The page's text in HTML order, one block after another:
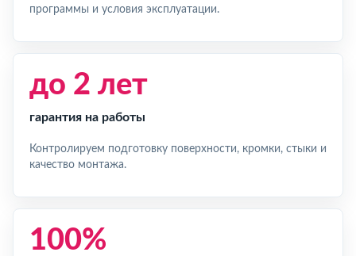
программы и условия эксплуатации.
до 2 лет
гарантия на работы
Контролируем подготовку поверхности, кромки, стыки и
качество монтажа.
100%